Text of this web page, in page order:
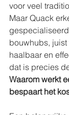
voor veel
Maar Quack
bouwhubs,
haalbaar en
dat is precies
Waarom werkt
bespaart het